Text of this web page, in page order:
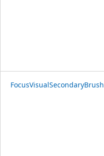
FocusVisualSecondaryBrush